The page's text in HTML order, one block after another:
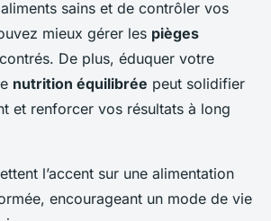
sains et de contrôler vos
mieux gérer les pièges
De plus, éduquer votre
nutrition équilibrée peut solidifier
et renforcer vos résultats à long
l’accent sur une alimentation
encourageant un mode de vie